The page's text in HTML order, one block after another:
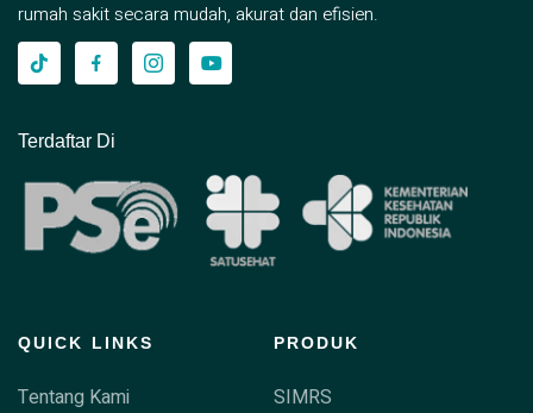
rumah sakit secara mudah, akurat dan efisien.
Terdaftar Di
QUICK LINKS
Tentang Kami
PRODUK
SIMRS